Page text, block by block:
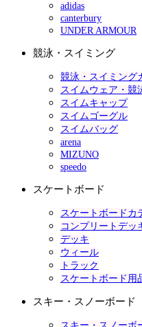
adidas
canterbury
UNDER ARMOUR
競泳・スイミング
競泳・スイミング
スイムウェア・競
スイムキャップ
スイムゴーグル
スイムバッグ
arena
MIZUNO
speedo
スケートボード
スケートボードカ
コンプリートデッ
デッキ
ウィール
トラック
スケートボード用
スキー・スノーボード